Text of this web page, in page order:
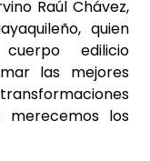
Raúl Chávez,
quien
edilicio
las mejores
los